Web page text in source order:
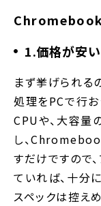
Chromebook
1.価格が安い
まず挙げられる
処理をPCで行
CPUや、大容量
し、
すだけですので
ていれば、十分
スペックは控え